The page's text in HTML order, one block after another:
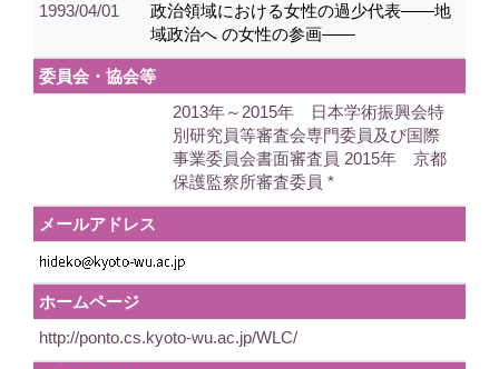
1993/04/01
政治領域における女性の過少代表――地
域政治へ の女性の参画――
委員会・協会等
2013年～2015年 日本学術振興会特
別研究員等審査会専門委員及び国際
事業委員会書面審査員 2015年 京都
保護監察所審査委員 *
メールアドレス
ホームページ
http://ponto.cs.kyoto-wu.ac.jp/WLC/